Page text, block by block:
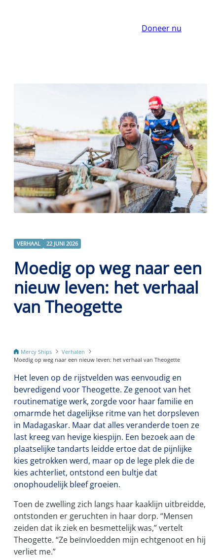
Doneer nu
VERHAAL 22 JUNI 2026
Moedig op weg naar een
nieuw leven: het verhaal
van Theogette
Mercy Ships
Verhalen
Moedig op weg naar een nieuw leven: het verhaal van Theogette
Het leven op de rijstvelden was eenvoudig en
bevredigend voor Theogette. Ze genoot van het
routinematige werk, zorgde voor haar familie en
omarmde het dagelijkse ritme van het dorpsleven
in Madagaskar. Maar dat alles veranderde toen ze
last kreeg van hevige kiespijn. Een bezoek aan de
plaatselijke tandarts leidde ertoe dat de pijnlijke
kies getrokken werd, maar op de lege plek die de
kies achterliet, ontstond een bultje dat
onophoudelijk bleef groeien.
Toen de zwelling zich langs haar kaaklijn uitbreidde,
ontstonden er geruchten in haar dorp. “Mensen
zeiden dat ik ziek en besmettelijk was,” vertelt
Theogette. “Ze beïnvloedden mijn echtgenoot en hij
verliet me.”